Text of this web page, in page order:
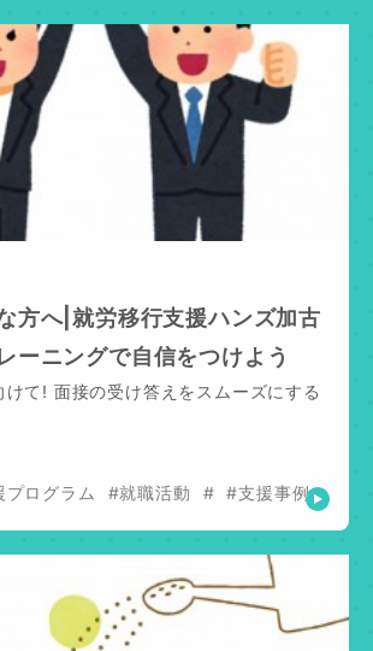
方へ|就労移行支援ハンズ加古
ーニングで自信をつけよう
けて! 面接の受け答えをスムーズにする
プログラム #就職活動 # #支援事例